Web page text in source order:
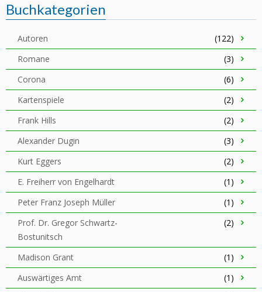
Buchkategorien
Autoren
(122)
Romane
(3)
Corona
(6)
Kartenspiele
(2)
Frank Hills
(2)
Alexander Dugin
(3)
Kurt Eggers
(2)
E. Freiherr von Engelhardt
(1)
Peter Franz Joseph Müller
(1)
Prof. Dr. Gregor Schwartz-
Bostunitsch
(2)
Madison Grant
(1)
Auswärtiges Amt
(1)